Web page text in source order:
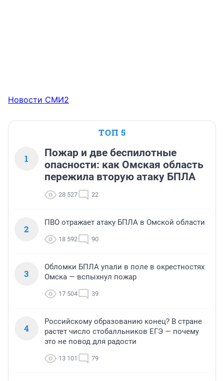
Новости СМИ2
ТОП 5
1
Пожар и две беспилотные
опасности: как Омская область
пережила вторую атаку БПЛА
28 527 22
2
ПВО отражает атаку БПЛА в Омской области
18 592 90
3
Обломки БПЛА упали в поле в окрестностях
Омска — вспыхнул пожар
17 504 39
4
Российскому образованию конец? В стране
растет число стобалльников ЕГЭ — почему
это не повод для радости
13 101 79